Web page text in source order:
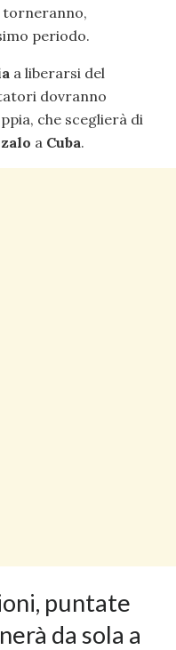
torneranno,
periodo.
a liberarsi del
dovranno
che sceglierà di
a Cuba.
puntate
da sola a